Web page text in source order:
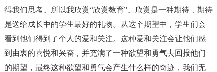
得我们思考。所以我欣赏“欣赏教育”。欣赏是一种期待，期待
是送给成长中的学生最好的礼物。从这个期望中，学生们会
看到他们得到了个人的爱和关注。这种爱和关注会让他们感
到由衷的喜悦和兴奋，并充满了一种欲望和勇气去回报他们
的期望，最终这种欲望和勇气会产生什么样的奇迹，我们无